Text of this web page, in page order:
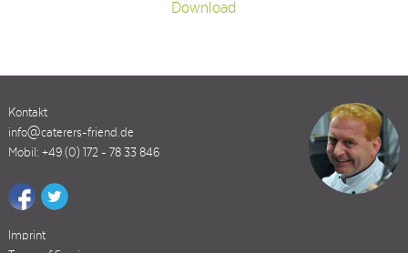
Download
Kontakt
info@caterers-friend.de
Mobil: +49 (0) 172 - 78 33 846
Imprint